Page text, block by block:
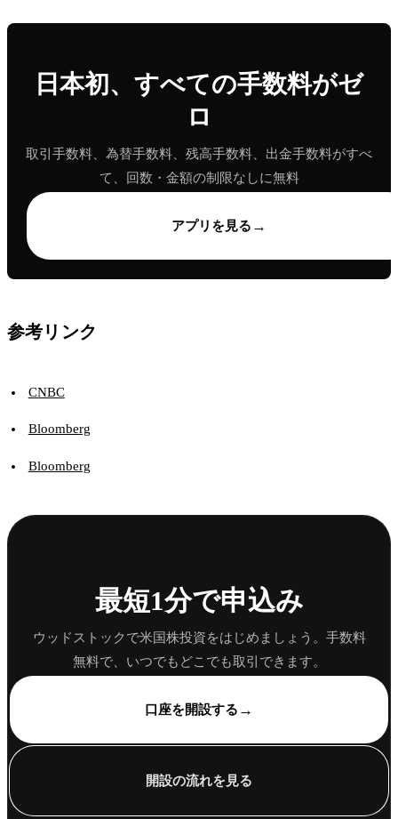
日本初、すべての手数料がゼ
ロ
取引手数料、為替手数料、残高手数料、出金手数料がすべ
て、回数・金額の制限なしに無料
アプリを見る →
参考リンク
CNBC
Bloomberg
Bloomberg
最短1分で申込み
ウッドストックで米国株投資をはじめましょう。手数料
無料で、いつでもどこでも取引できます。
口座を開設する →
開設の流れを見る